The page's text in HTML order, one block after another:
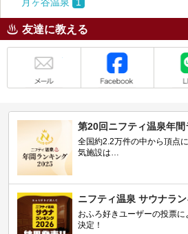
友達に教える
第20回ニフティ温泉年
全国約2.2万件の中から頂点
気施設は…
ニフティ温泉 サウナラ
おふろ好きユーザーの投票
決定！